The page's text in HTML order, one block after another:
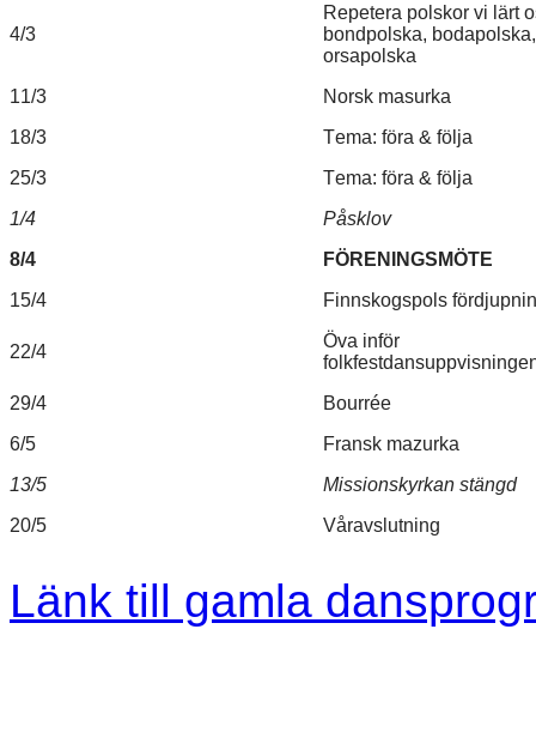
4/3
Repetera polskor vi lärt
bondpolska, bodapolska,
orsapolska
11/3
Norsk masurka
18/3
Tema: föra & följa
25/3
Tema: föra & följa
1/4
Påsklov
8/4
FÖRENINGSMÖTE
15/4
Finnskogspols
22/4
Öva inför
29/4
Bourrée
6/5
Fransk mazurka
13/5
Missionskyrkan stängd
20/5
Våravslutning
Länk till gamla